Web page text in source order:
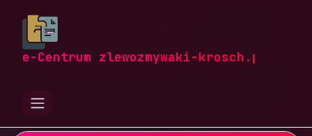
e-Centrum zlewozmywaki-krosch.pl
zlewozmywaki-krosch.pl
Przemysł i produkcja
Automatyka, elektrotechnika i utrzymanie ruchu